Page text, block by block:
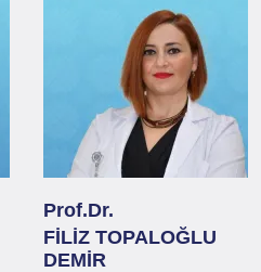
Prof.Dr.
FİLİZ TOPALOĞLU
DEMİR